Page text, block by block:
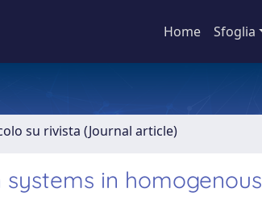
Home Sfoglia
su rivista (Journal article)
in homogenous